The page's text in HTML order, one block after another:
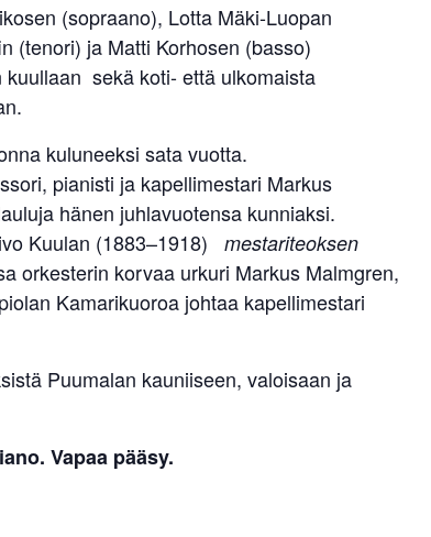
(sopraano), Lotta Mäki-Luopan
(tenori) ja Matti Korhosen (basso)
sekä koti- että ulkomaista
kuluneeksi sata vuotta.
pianisti ja kapellimestari Markus
hänen juhlavuotensa kunniaksi.
Kuulan (1883–1918)
mestariteoksen
orkesterin korvaa urkuri Markus Malmgren,
Kamarikuoroa johtaa kapellimestari
Puumalan kauniiseen, valoisaan ja
Vapaa pääsy.